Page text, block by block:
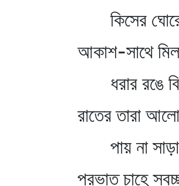
কিসের ঘোরে
আকাশ-সাথে
ধরার রঙে
রাতের তারা
পায় না
প্রভাত চাহে